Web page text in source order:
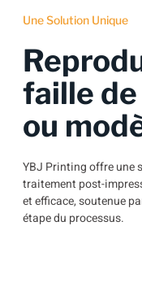
Une Solution Unique
faille
ou
YBJ Printing offre une
traitement post-
et efficace, soutenue
étape du processus.